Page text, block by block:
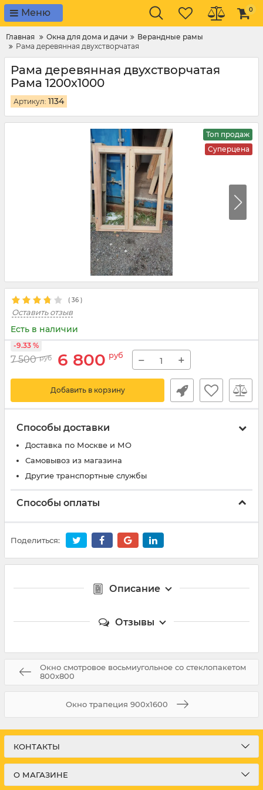
Меню 0
Главная Окна для дома и дачи
Верандные рамы
Рама деревянная двухстворчатая
Рама деревянная двухстворчатая
Рама 1200х1000
Артикул: 1134
Топ продаж
Суперцена
( 36 )
Оставить отзыв
Есть в наличии
7 500 руб 6 800 руб
-9.33 %
− +
Добавить в корзину
Способы доставки
Доставка по Москве и МО
Самовывоз из магазина
Другие транспортные службы
Способы оплаты
Поделиться:
Описание
Отзывы
Окно смотровое восьмиугольное со стеклопакетом
800х800
Окно трапеция 900х1600
КОНТАКТЫ
О МАГАЗИНЕ